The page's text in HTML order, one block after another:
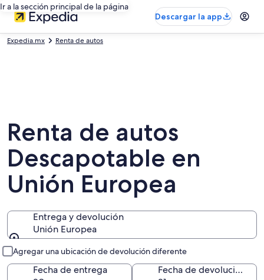
Ir a la sección principal de la página
Descargar la app
Expedia.mx Renta de autos
Renta de autos
Descapotable en
Unión Europea
Entrega y devolución
Unión Europea
Agregar una ubicación de devolución diferente
Fecha de entrega
Fecha de devolución